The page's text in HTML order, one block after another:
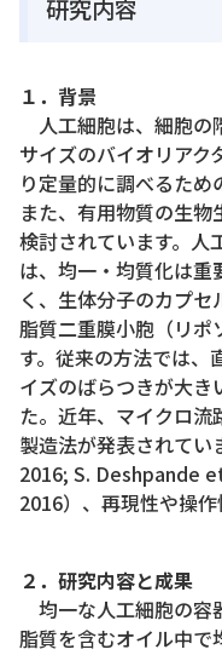
研究内容
１．背景
人工細胞は、細胞の
サイズのバイオリアク
り定量的に調べるため
また、有用物質の生
検討されています。人
は、均一・均質化は重
く、生体分子のカプ
脂質二重膜小胞（リポ
す。従来の方法では、
イズのばらつきが大き
た。近年、マイクロ
製造法が発表されて
2016; S. Deshpande
2016）、再現性や操作
２．研究内容と成果
均一な人工細胞の容
脂質を含むオイル中